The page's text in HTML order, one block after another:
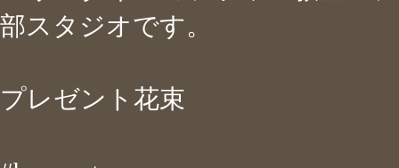
部スタジオです。
プレゼント花束